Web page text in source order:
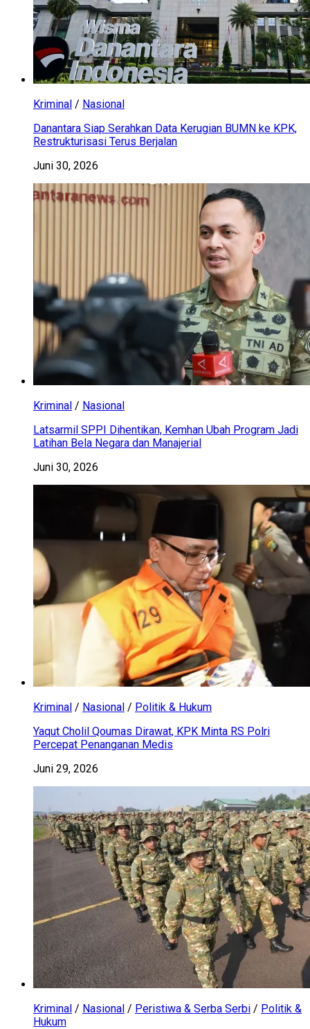
Kriminal / Nasional
Danantara Siap Serahkan Data Kerugian BUMN ke KPK,
Restrukturisasi Terus Berjalan
Juni 30, 2026
Kriminal / Nasional
Latsarmil SPPI Dihentikan, Kemhan Ubah Program Jadi
Latihan Bela Negara dan Manajerial
Juni 30, 2026
Kriminal / Nasional / Politik & Hukum
Yaqut Cholil Qoumas Dirawat, KPK Minta RS Polri
Percepat Penanganan Medis
Juni 29, 2026
Kriminal / Nasional / Peristiwa & Serba Serbi / Politik &
Hukum